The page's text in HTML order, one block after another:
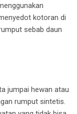
kotoran di
sebab daun
jumpai hewan atau
rumput sintetis.